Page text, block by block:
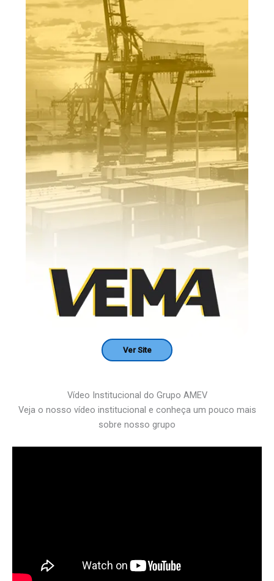
Ver Site
Vídeo Institucional do Grupo AMEV
Veja o nosso vídeo institucional e conheça um pouco mais
sobre nosso grupo